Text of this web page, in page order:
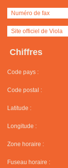
Numéro de fax
Site officiel de Viola
Chiffres
Code pays :
Code postal :
Latitude :
Longitude :
Zone horaire :
Fuseau horaire :